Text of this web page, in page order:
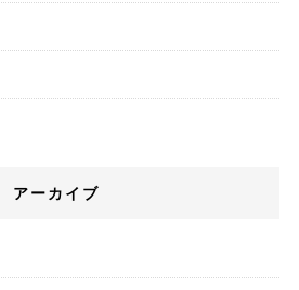
アーカイブ